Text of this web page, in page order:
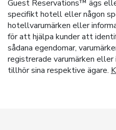
Guest Reservations™ ägs
specifikt hotell eller någon
hotellvarumärken eller
för att hjälpa kunder att
sådana egendomar,
registrerade varumärken
tillhör sina respektive ägare.